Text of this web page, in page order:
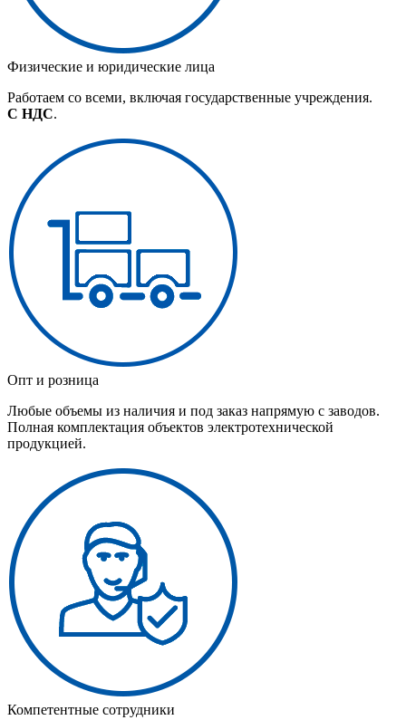
Физические и юридические лица
Работаем со всеми, включая государственные учреждения.
С НДС.
Опт и розница
Любые объемы из наличия и под заказ напрямую с заводов.
Полная комплектация объектов электротехнической
продукцией.
Компетентные сотрудники